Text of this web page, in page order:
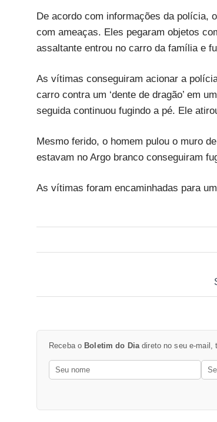
De acordo com informações da polícia,
com ameaças. Eles pegaram objetos
assaltante entrou no carro da família e
As vítimas conseguiram acionar a
carro contra um ‘dente de dragão’ em
seguida continuou fugindo a pé. Ele
Mesmo ferido, o homem pulou o muro
estavam no Argo branco conseguiram
As vítimas foram encaminhadas para
Receba o Boletim do Diadireto no seu e-mail,